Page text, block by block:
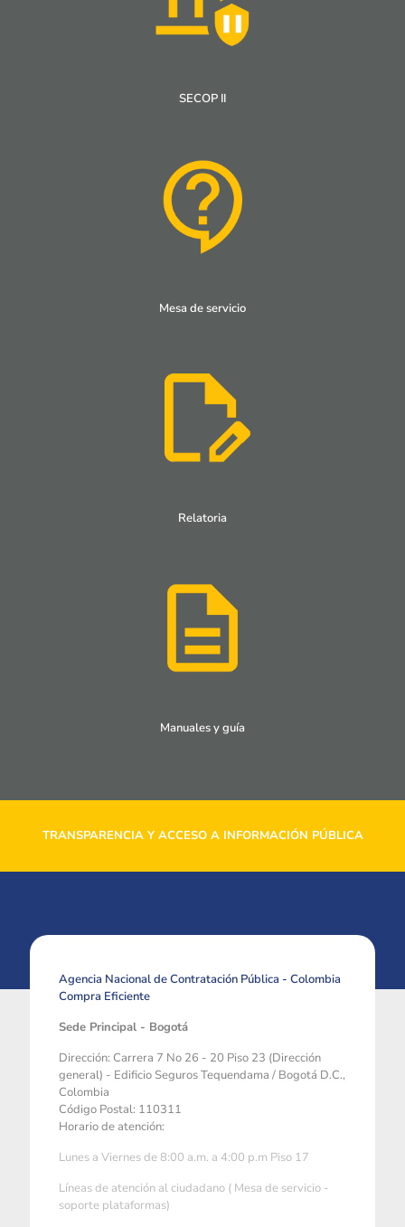
SECOP II
Mesa de servicio
Relatoria
Manuales y guía
TRANSPARENCIA Y ACCESO A INFORMACIÓN PÚBLICA
Agencia Nacional de Contratación Pública - Colombia
Compra Eficiente
Sede Principal - Bogotá
Dirección: Carrera 7 No 26 - 20 Piso 23 (Dirección
general) - Edificio Seguros Tequendama / Bogotá D.C.,
Colombia
Código Postal: 110311
Horario de atención:
Lunes a Viernes de 8:00 a.m. a 4:00 p.m Piso 17
Líneas de atención al ciudadano ( Mesa de servicio -
soporte plataformas)